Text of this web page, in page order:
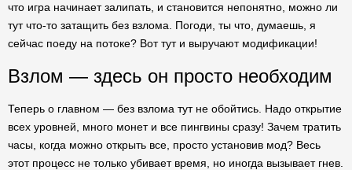
что игра начинает залипать, и становится непонятно, можно ли
тут что-то затащить без взлома. Погоди, ты что, думаешь, я
сейчас поеду на потоке? Вот тут и выручают модификации!
Взлом — здесь он просто необходим
Теперь о главном — без взлома тут не обойтись. Надо открытие
всех уровней, много монет и все пингвины сразу! Зачем тратить
часы, когда можно открыть все, просто установив мод? Весь
этот процесс не только убивает время, но иногда вызывает гнев.